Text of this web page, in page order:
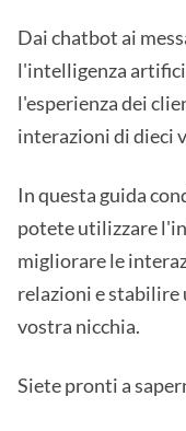
Dai chatbot ai
l'intelligenza
l'esperienza dei
interazioni di dieci
In questa guida
potete utilizzare
migliorare le
relazioni e
vostra nicchia.
Siete pronti a